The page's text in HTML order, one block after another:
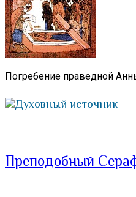
Погребение праведной
Духовный источник
Преподобный